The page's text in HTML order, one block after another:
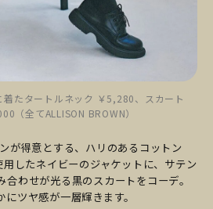
たタートルネック ￥5,280、スカート
（全てALLISON BROWN）
が得意とする、ハリのあるコットン
したネイビーのジャケットに、サテン
わせが光る黒のスカートをコーデ。
ツヤ感が一層輝きます。